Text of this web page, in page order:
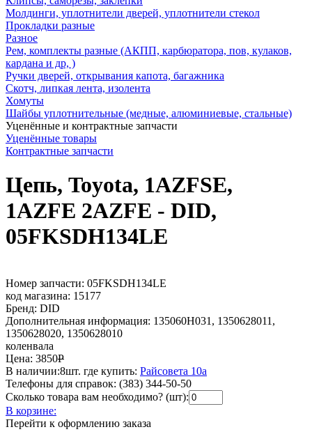
Молдинги, уплотнители дверей, уплотнители стекол
Прокладки разные
Разное
Рем, комплекты разные (АКПП, карбюратора, пов, кулаков,
кардана и др, )
Ручки дверей, открывания капота, багажника
Скотч, липкая лента, изолента
Хомуты
Шайбы уплотнительные (медные, алюминиевые, стальные)
Уценённые и контрактные запчасти
Уценённые товары
Контрактные запчасти
Цепь, Toyota, 1AZFSE,
1AZFE 2AZFE - DID,
05FKSDH134LE
Номер запчасти: 05FKSDH134LE
код магазина: 15177
Бренд: DID
Дополнительная информация: 135060H031, 1350628011,
1350628020, 1350628010
коленвала
Цена: 3850Р
В наличии:8шт. где купить: Райсовета 10а
Телефоны для справок: (383) 344-50-50
Сколько товара вам необходимо? (шт):
В корзине:
Перейти к оформлению заказа